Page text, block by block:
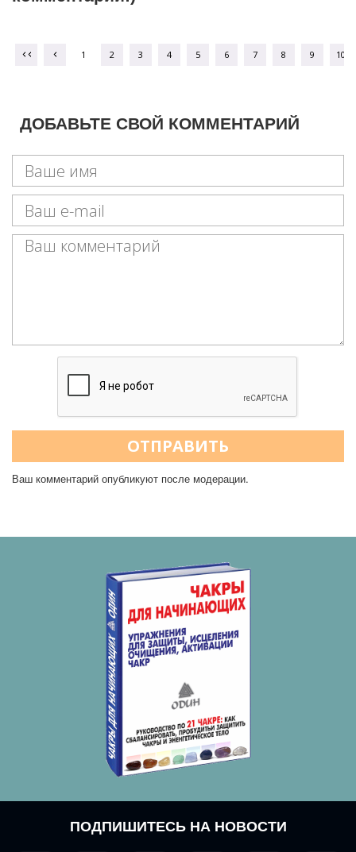
1 2 3 4 5 6 7 8 9 10
ДОБАВЬТЕ СВОЙ КОММЕНТАРИЙ
ОТПРАВИТЬ
Ваш комментарий опубликуют после модерации.
ПОДПИШИТЕСЬ НА НОВОСТИ